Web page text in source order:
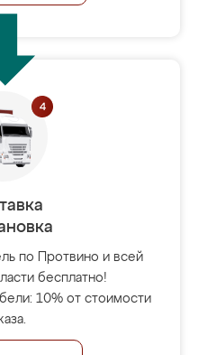
по Протвино и всей
бесплатно!
10% от стоимости